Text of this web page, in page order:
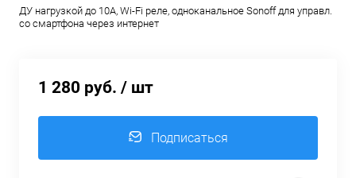
ДУ нагрузкой до 10А, Wi-Fi реле, одноканальное Sonoff для управл.
со смартфона через интернет
1 280 руб. / шт
Подписаться